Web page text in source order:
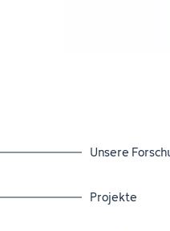
Zum Abschnitt
Unsere
Zum Abschnitt
Projekte